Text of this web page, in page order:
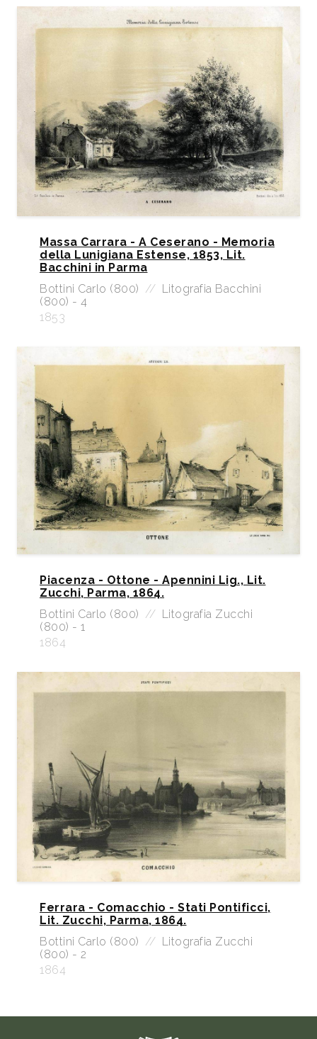
Massa Carrara - A Ceserano - Memoria
della Lunigiana Estense, 1853, Lit.
Bacchini in Parma
Bottini Carlo (800) // Litografia Bacchini
(800) - 4
1853
Piacenza - Ottone - Apennini Lig., Lit.
Zucchi, Parma, 1864.
Bottini Carlo (800) // Litografia Zucchi
(800) - 1
1864
Ferrara - Comacchio - Stati Pontificci,
Lit. Zucchi, Parma, 1864.
Bottini Carlo (800) // Litografia Zucchi
(800) - 2
1864